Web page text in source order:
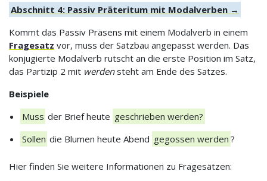
Abschnitt 4: Passiv Präteritum mit Modalverben →
Kommt das Passiv Präsens mit einem Modalverb in einem
Fragesatz vor, muss der Satzbau angepasst werden. Das
konjugierte Modalverb rutscht an die erste Position im Satz,
das Partizip 2 mit werdensteht am Ende des Satzes.
Beispiele
Muss der Brief heute geschrieben werden?
Sollen die Blumen heute Abend gegossen werden ?
Hier finden Sie weitere Informationen zu Fragesätzen: